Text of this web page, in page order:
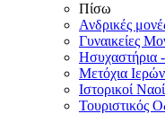
Πίσω
Ανδρικές
Γυναικείες
Ησυχαστήρια
Μετόχια
Ιστορικοί Ναοί
Τουριστικός